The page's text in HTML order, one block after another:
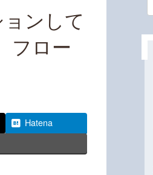
ンして
フロー
Hatena